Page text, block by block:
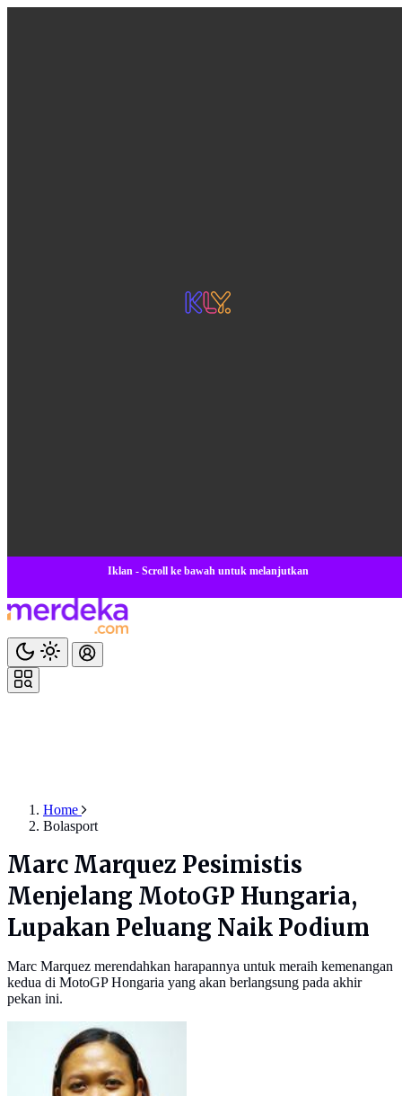
Iklan - Scroll ke bawah untuk melanjutkan
Home
Bolasport
Marc Marquez Pesimistis
Menjelang MotoGP Hungaria,
Lupakan Peluang Naik Podium
Marc Marquez merendahkan harapannya untuk meraih kemenangan
kedua di MotoGP Hongaria yang akan berlangsung pada akhir
pekan ini.